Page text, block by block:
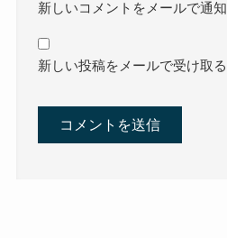
新しいコメントをメールで通知
新しい投稿をメールで受け取る